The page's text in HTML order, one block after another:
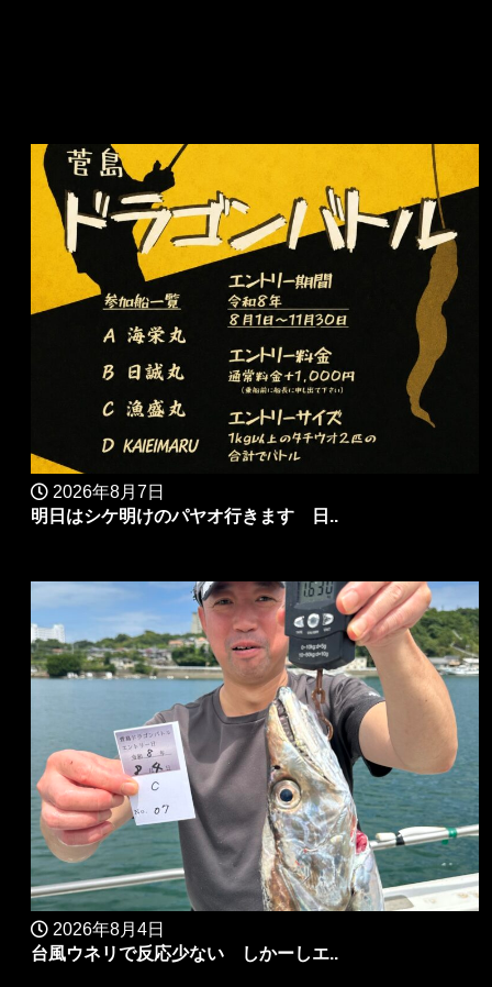
2026年8月7日
明日はシケ明けのパヤオ行きます 日..
2026年8月4日
台風ウネリで反応少ない しかーしエ..